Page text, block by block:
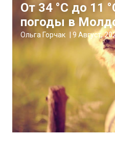
От 34 °C до 11
погоды в
Ольга Горчак 9 Август,